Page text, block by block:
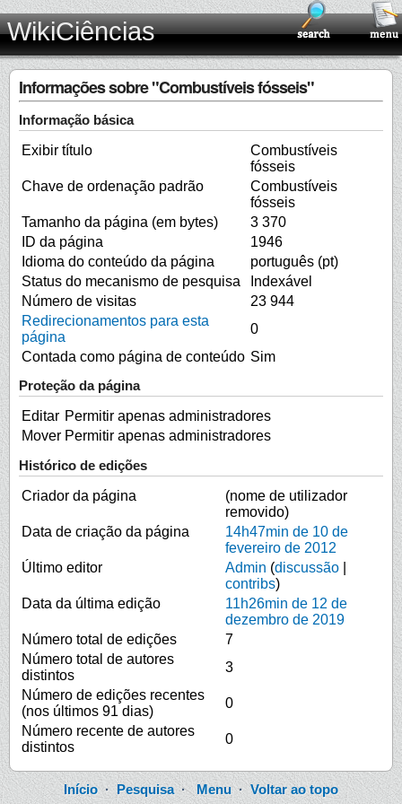
WikiCiências
Informações sobre "Combustíveis fósseis"
Informação básica
Exibir título
Combustíveis
fósseis
Chave de ordenação padrão
Combustíveis
fósseis
Tamanho da página (em bytes)
3 370
ID da página
1946
Idioma do conteúdo da página
português (pt)
Status do mecanismo de pesquisa
Indexável
Número de visitas
23 944
Redirecionamentos para esta
página
0
Contada como página de conteúdo Sim
Proteção da página
Editar Permitir apenas administradores
Mover Permitir apenas administradores
Histórico de edições
Criador da página
(nome de utilizador
removido)
Data de criação da página
14h47min de 10 de
fevereiro de 2012
Último editor
Admin (discussão
contribs)
Data da última edição
11h26min de 12 de
dezembro de 2019
Número total de edições
7
Número total de autores
distintos
3
Número de edições recentes
(nos últimos 91 dias)
0
Número recente de autores
distintos
0
Início· Pesquisa·Menu·Voltar ao topo